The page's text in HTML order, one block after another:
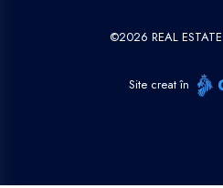
©2026 REAL
Site creat în